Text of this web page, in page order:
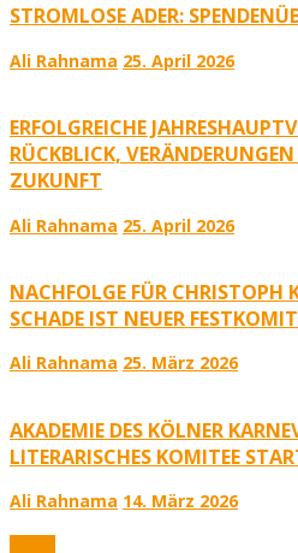
STROMLOSE ADER:
Ali Rahnama 25. April 2026
ERFOLGREICHE
RÜCKBLICK,
ZUKUNFT
Ali Rahnama 25. April 2026
NACHFOLGE FÜR CHRISTOPH
SCHADE IST NEUER
Ali Rahnama 25. März 2026
AKADEMIE DES KÖLNER
LITERARISCHES KOMITEE
Ali Rahnama 14. März 2026